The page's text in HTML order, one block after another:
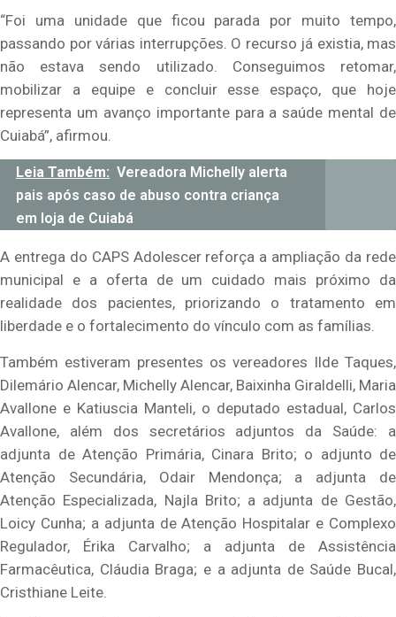
“Foi uma unidade que ficou parada por muito tempo,
passando por várias interrupções. O recurso já existia, mas
não estava sendo utilizado. Conseguimos retomar,
mobilizar a equipe e concluir esse espaço, que hoje
representa um avanço importante para a saúde mental de
Cuiabá”, afirmou.
Leia Também: Vereadora Michelly alerta
pais após caso de abuso contra criança
em loja de Cuiabá
A entrega do CAPS Adolescer reforça a ampliação da rede
municipal e a oferta de um cuidado mais próximo da
realidade dos pacientes, priorizando o tratamento em
liberdade e o fortalecimento do vínculo com as famílias.
Também estiveram presentes os vereadores Ilde Taques,
Dilemário Alencar, Michelly Alencar, Baixinha Giraldelli, Maria
Avallone e Katiuscia Manteli, o deputado estadual, Carlos
Avallone, além dos secretários adjuntos da Saúde: a
adjunta de Atenção Primária, Cinara Brito; o adjunto de
Atenção Secundária, Odair Mendonça; a adjunta de
Atenção Especializada, Najla Brito; a adjunta de Gestão,
Loicy Cunha; a adjunta de Atenção Hospitalar e Complexo
Regulador, Érika Carvalho; a adjunta de Assistência
Farmacêutica, Cláudia Braga; e a adjunta de Saúde Bucal,
Cristhiane Leite.